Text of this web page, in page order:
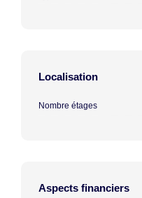
Localisation
Nombre étages
Aspects financiers